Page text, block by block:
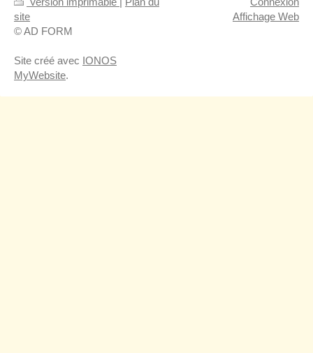
site
© AD FORM
Site créé avec IONOS
MyWebsite.
Affichage Web